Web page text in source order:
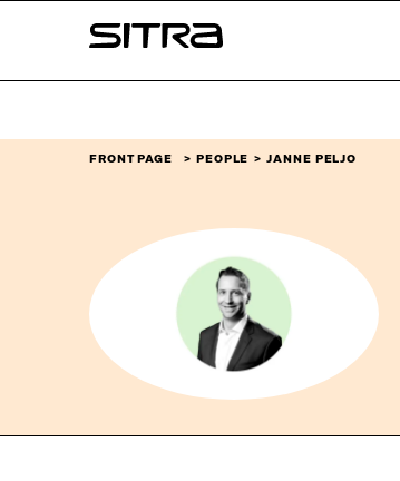
↓
Sitra
FRONT PAGE PEOPLE JANNE PELJO